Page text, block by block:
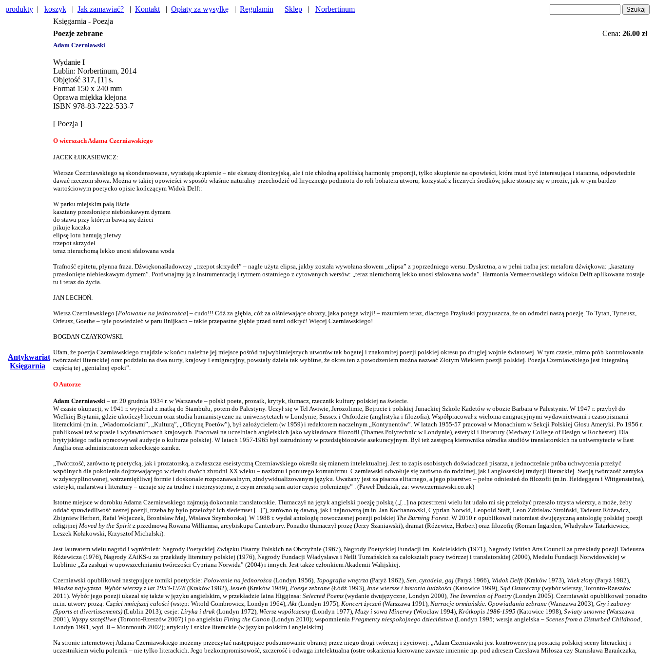
produkty | koszyk | Jak zamawiać? | Kontakt | Opłaty za wysyłkę | Regulamin | Sklep | Norbertinum
Antykwariat
Księgarnia
Księgarnia - Poezja
Poezje zebrane
Cena: 26.00 zł
Adam Czerniawski
Wydanie I
Lublin: Norbertinum, 2014
Objętość 317, [1] s.
Format 150 x 240 mm
Oprawa miękka klejona
ISBN 978-83-7222-533-7
[ Poezja ]
O wierszach Adama Czerniawskiego
JACEK ŁUKASIEWICZ:
Wiersze Czerniawskiego są skondensowane, wyrażają skupienie – nie ekstazę dionizyjską, ale i nie chłodną apolińską harmonię proporcji, tylko skupienie na opowieści, która musi być interesująca i staranna, odpowiednie
dawać rzeczom słowa. Można w takiej opowieści w sposób właśnie naturalny przechodzić od lirycznego podmiotu do roli bohatera utworu; korzystać z licznych środków, jakie stosuje się w prozie, jak w tym bardzo
wartościowym poetycko opisie kończącym Widok Delft:
W parku miejskim palą liście
kasztany przesłonięte niebieskawym dymem
do stawu przy którym bawią się dzieci
pikuje kaczka
elipsę lotu hamują płetwy
trzepot skrzydeł
teraz nieruchomą lekko unosi sfalowana woda
Trafność epitetu, płynna fraza. Dźwiękonaśladowczy „trzepot skrzydeł” – nagle użyta elipsa, jakby została wywołana słowem „elipsa” z poprzedniego wersu. Dyskretna, a w pełni trafna jest metafora dźwiękowa: „kasztany
przesłonięte niebieskawym dymem”. Porównajmy ją z instrumentacją i rytmem ostatniego z cytowanych wersów: „teraz nieruchomą lekko unosi sfalowana woda”. Harmonia Vermeerowskiego widoku Delft aplikowana zostaje
tu i teraz do życia.
JAN LECHOŃ:
Wiersz Czerniawskiego [Polowanie na jednorożca] – cudo!!! Cóż za głębia, cóż za olśniewające obrazy, jaka potęga wizji! – rozumiem teraz, dlaczego Przyłuski przypuszcza, że on odrodzi naszą poezję. To Tytan, Tyrteusz,
Orfeusz, Goethe – tyle powiedzieć w paru linijkach – takie przepastne głębie przed nami odkryć! Więcej Czerniawskiego!
BOGDAN CZAYKOWSKI:
Ufam, że poezja Czerniawskiego znajdzie w końcu należne jej miejsce pośród najwybitniejszych utworów tak bogatej i znakomitej poezji polskiej okresu po drugiej wojnie światowej. W tym czasie, mimo prób kontrolowania
twórczości literackiej oraz podziału na dwa nurty, krajowy i emigracyjny, powstały dzieła tak wybitne, że okres ten z powodzeniem można nazwać Złotym Wiekiem poezji polskiej. Poezja Czerniawskiego jest integralną
częścią tej „genialnej epoki”.
O Autorze
Adam Czerniawski – ur. 20 grudnia 1934 r. w Warszawie – polski poeta, prozaik, krytyk, tłumacz, rzecznik kultury polskiej na świecie.
W czasie okupacji, w 1941 r. wyjechał z matką do Stambułu, potem do Palestyny. Uczył się w Tel Awiwie, Jerozolimie, Bejrucie i polskiej Junackiej Szkole Kadetów w obozie Barbara w Palestynie. W 1947 r. przybył do
Wielkiej Brytanii, gdzie ukończył liceum oraz studia humanistyczne na uniwersytetach w Londynie, Sussex i Oxfordzie (anglistyka i filozofia). Współpracował z wieloma emigracyjnymi wydawnictwami i czasopismami
literackimi (m.in. „Wiadomościami”, „Kulturą”, „Oficyną Poetów”), był założycielem (w 1959) i redaktorem naczelnym „Kontynentów”. W latach 1955-57 pracował w Monachium w Sekcji Polskiej Głosu Ameryki. Po 1956 r.
publikował też w prasie i wydawnictwach krajowych. Pracował na uczelniach angielskich jako wykładowca filozofii (Thames Polytechnic w Londynie), estetyki i literatury (Medway College of Design w Rochester). Dla
brytyjskiego radia opracowywał audycje o kulturze polskiej. W latach 1957-1965 był zatrudniony w przedsiębiorstwie asekuracyjnym. Był też zastępcą kierownika ośrodka studiów translatorskich na uniwersytecie w East
Anglia oraz administratorem szkockiego zamku.
„Twórczość, zarówno tę poetycką, jak i prozatorską, a zwłaszcza eseistyczną Czerniawskiego określa się mianem intelektualnej. Jest to zapis osobistych doświadczeń pisarza, a jednocześnie próba uchwycenia przeżyć
wspólnych dla pokolenia dojrzewającego w cieniu dwóch zbrodni XX wieku – nazizmu i ponurego komunizmu. Czerniawski odwołuje się zarówno do rodzimej, jak i anglosaskiej tradycji literackiej. Swoją twórczość zamyka
w zdyscyplinowanej, wstrzemięźliwej formie i doskonale rozpoznawalnym, zindywidualizowanym języku. Uważany jest za pisarza elitarnego, a jego pisarstwo – pełne odniesień do filozofii (m.in. Heideggera i Wittgensteina),
estetyki, malarstwa i literatury – uznaje się za trudne i nieprzystępne, z czym zresztą sam autor często polemizuje” . (Paweł Dudziak, za: www.czerniawski.co.uk)
Istotne miejsce w dorobku Adama Czerniawskiego zajmują dokonania translatorskie. Tłumaczył na język angielski poezję polską („[...] na przestrzeni wielu lat udało mi się przełożyć przeszło trzysta wierszy, a może, żeby
oddać sprawiedliwość naszej poezji, trzeba by było przełożyć ich siedemset [...]”), zarówno tę dawną, jak i najnowszą (m.in. Jan Kochanowski, Cyprian Norwid, Leopold Staff, Leon Zdzisław Stroiński, Tadeusz Różewicz,
Zbigniew Herbert, Rafał Wojaczek, Bronisław Maj, Wisława Szymborska). W 1988 r. wydał antologię nowoczesnej poezji polskiej The Burning Forest. W 2010 r. opublikował natomiast dwujęzyczną antologię polskiej poezji
religijnej Moved by the Spirit z przedmową Rowana Williamsa, arcybiskupa Canterbury. Ponadto tłumaczył prozę (Jerzy Szaniawski), dramat (Różewicz, Herbert) oraz filozofię (Roman Ingarden, Władysław Tatarkiewicz,
Leszek Kołakowski, Krzysztof Michalski).
Jest laureatem wielu nagród i wyróżnień: Nagrody Poetyckiej Związku Pisarzy Polskich na Obczyźnie (1967), Nagrody Poetyckiej Fundacji im. Kościelskich (1971), Nagrody British Arts Council za przekłady poezji Tadeusza
Różewicza (1976), Nagrody ZAiKS-u za przekłady literatury polskiej (1976), Nagrody Fundacji Władysława i Nelli Turzańskich za całokształt pracy twórczej i translatorskiej (2000), Medalu Fundacji Norwidowskiej w
Lublinie „Za zasługi w upowszechnianiu twórczości Cypriana Norwida” (2004) i innych. Jest także członkiem Akademii Walijskiej.
Czerniawski opublikował następujące tomiki poetyckie: Polowanie na jednorożca (Londyn 1956), Topografia wnętrza (Paryż 1962), Sen, cytadela, gaj (Paryż 1966), Widok Delft (Kraków 1973), Wiek złoty (Paryż 1982),
Władza najwyższa. Wybór wierszy z lat 1953-1978 (Kraków 1982), Jesień (Kraków 1989), Poezje zebrane (Łódź 1993), Inne wiersze i historia ludzkości (Katowice 1999), Sąd Ostateczny (wybór wierszy, Toronto-Rzeszów
2011). Wybór jego poezji ukazał się także w języku angielskim, w przekładzie Iaina Higginsa: Selected Poems (wydanie dwujęzyczne, Londyn 2000), The Invention of Poetry (Londyn 2005). Czerniawski opublikował ponadto
m.in. utwory prozą: Części mniejszej całości (wstęp: Witold Gombrowicz, Londyn 1964),Akt (Londyn 1975), Koncert życzeń (Warszawa 1991), Narracje ormiańskie. Opowiadania zebrane (Warszawa 2003), Gry i zabawy
(Sports et divertissements) (Lublin 2013); eseje: Liryka i druk (Londyn 1972), Wiersz współczesny (Londyn 1977), Muzy i sowa Minerwy (Wrocław 1994), Krótkopis 1986-1995 (Katowice 1998), Światy umowne (Warszawa
2001), Wyspy szczęśliwe (Toronto-Rzeszów 2007) i po angielsku Firing the Canon (Londyn 2010); wspomnienia Fragmenty niespokojnego dzieciństwa (Londyn 1995; wersja angielska – Scenes from a Disturbed Childhood,
Londyn 1991, wyd. II – Monmouth 2002); artykuły i szkice literackie (w języku polskim i angielskim).
Na stronie internetowej Adama Czerniawskiego możemy przeczytać następujące podsumowanie obranej przez niego drogi twórczej i życiowej: „Adam Czerniawski jest kontrowersyjną postacią polskiej sceny literackiej i
uczestnikiem wielu polemik – nie tylko literackich. Jego bezkompromisowość, szczerość i odwaga intelektualna (ostre oskarżenia kierowane zawsze imiennie np. pod adresem Czesława Miłosza czy Stanisława Barańczaka,